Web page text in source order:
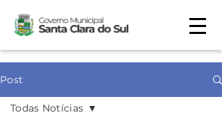
Post
Todas Notícias